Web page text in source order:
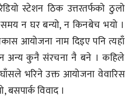
स्टेशन ठिक उत्तरतर्फको ठुलो
समय न घर बन्यो, न किनबेच भयो ।
आयोजना नाम दिइए पनि त्यहाँ
अन्य कुनै संरचना नै बने । कहिले
भरिने उक्त आयोजना वेवारिस
विवाद ।